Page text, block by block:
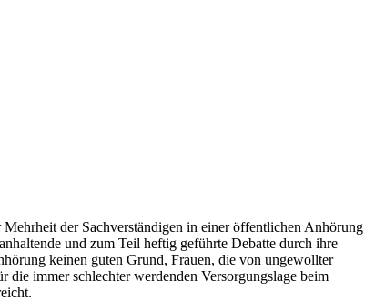
der Sachverständigen in einer öffentlichen Anhörung
und zum Teil heftig geführte Debatte durch ihre
keinen guten Grund, Frauen, die von ungewollter
die immer schlechter werdenden Versorgungslage beim